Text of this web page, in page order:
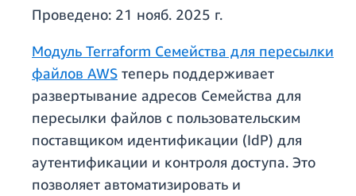
Проведено: 21 нояб. 2025 г.
Модуль Terraform Семейства для пересылки
файлов AWS теперь поддерживает
развертывание адресов Семейства для
пересылки файлов с пользовательским
поставщиком идентификации (IdP) для
аутентификации и контроля доступа. Это
позволяет автоматизировать и